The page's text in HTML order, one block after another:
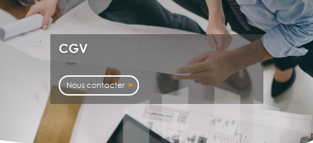
CGV
Nous contacter